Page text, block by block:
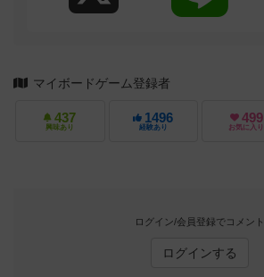
マイボードゲーム登録者
437
興味あり
1496
経験あり
499
お気に入り
ログイン/会員登録でコメント
ログインする